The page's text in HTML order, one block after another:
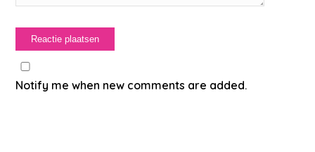
Notify me when new comments are added.